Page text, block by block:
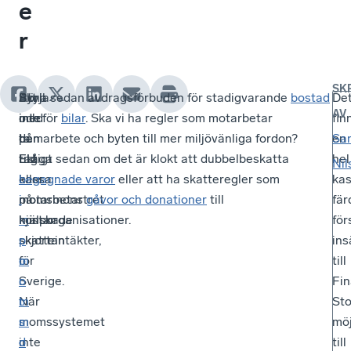
e
r
Att
inte
ta
tag
i
momsmonstret
kostar
skjortan
för
Sverige.
När
momssystemet
inte
Skyll
inte
på
EU
eller
på
minskade
skatteintäkter,
m
o
m
s
d
Börja
med
den
riktigt
kassa
i
m
p
o
r
t
m
o
Syna sedan avdragsförbuden för stadigvarande bostad
och för bilar. Ska vi ha regler som motarbetar
hemarbete och byten till mer miljövänliga fordon?
Fråga sedan om det är klokt att dubbelbeskatta
begagnade varor eller att ha skatteregler som
motarbetargåvor och donationer till
hjälporganisationer.
en
hel
till
till
AV